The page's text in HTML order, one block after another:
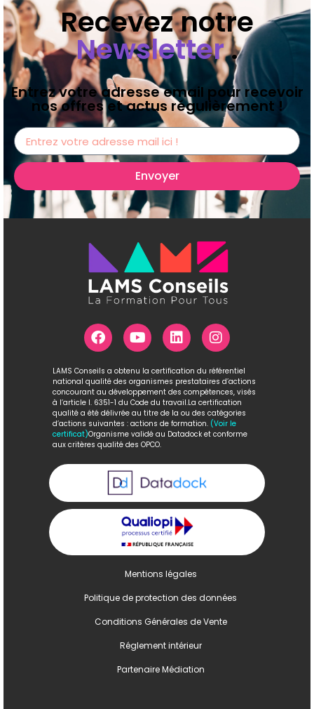
Recevez notre
Newsletter.
Entrez votre adresse email pour recevoir
nos offres et actus régulièrement !
Envoyer
LAMS Conseils a obtenu la certification du référentiel
national qualité des organismes prestataires d’actions
concourant au développement des compétences, visés
à l’article l. 6351-1 du Code du travail.La certification
qualité a été délivrée au titre de la ou des catégories
d’actions suivantes : actions de formation. (Voir le
certificat)Organisme validé au Datadock et conforme
aux critères qualité des OPCO.
Mentions légales
Politique de protection des données
Conditions Générales de Vente
Réglement intérieur
Partenaire Médiation